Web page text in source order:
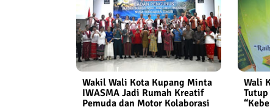
Wakil Wali Kota Kupang Minta
IWASMA Jadi Rumah Kreatif
Pemuda dan Motor Kolaborasi
Wali
Tutup